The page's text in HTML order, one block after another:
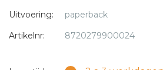
ruw verstoren. In dit spel hebben de
relatief gemakkelijk. Met hun
Uitvoering:
paperback
Artikelnr:
8720279900024